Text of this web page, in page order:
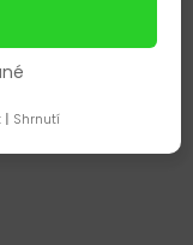
| Shrnutí